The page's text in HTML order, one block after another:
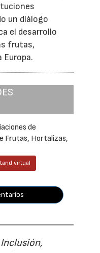
un diálogo
el desarrollo
frutas,
de
Frutas, Hortalizas,
virtual